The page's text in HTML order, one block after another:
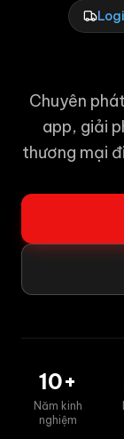
Chuyên
app, giải
thương mại
10+
Năm kinh
nghiệm